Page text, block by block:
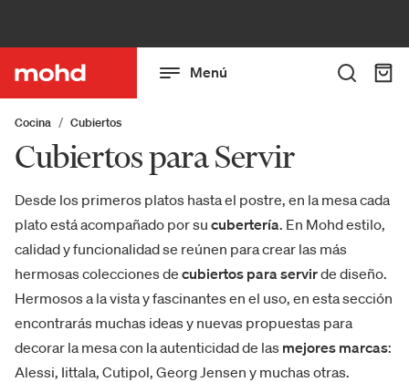
Menú
Cocina Cubiertos
Cubiertos para Servir
Desde los primeros platos hasta el postre, en la mesa cada
plato está acompañado por su cubertería. En Mohd estilo,
calidad y funcionalidad se reúnen para crear las más
hermosas colecciones de cubiertos para servirde diseño.
Hermosos a la vista y fascinantes en el uso, en esta sección
encontrarás muchas ideas y nuevas propuestas para
decorar la mesa con la autenticidad de las mejores marcas:
Alessi, Iittala, Cutipol, Georg Jensen y muchas otras.